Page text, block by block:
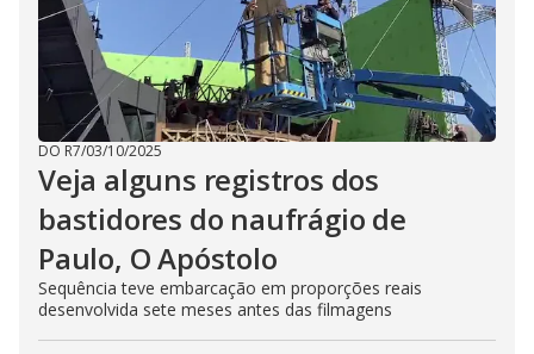
DO R7/03/10/2025
Veja alguns registros dos
bastidores do naufrágio de
Paulo, O Apóstolo
Sequência teve embarcação em proporções reais
desenvolvida sete meses antes das filmagens